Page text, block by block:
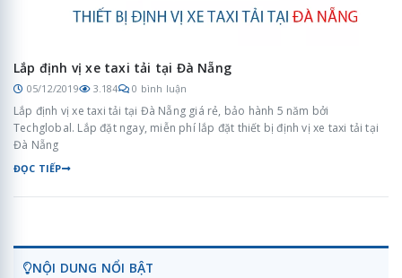
Lắp định vị xe taxi tải tại Đà Nẵng
05/12/2019 3.184 0 bình luận
Lắp định vị xe taxi tải tại Đà Nẵng giá rẻ, bảo hành 5 năm bởi
Techglobal. Lắp đặt ngay, miễn phí lắp đặt thiết bị định vị xe taxi tải tại
Đà Nẵng
ĐỌC TIẾP
NỘI DUNG NỔI BẬT